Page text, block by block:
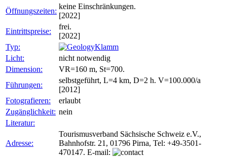
Öffnungszeiten:
keine Einschränkungen.
[2022]
Eintrittspreise:
frei.
[2022]
Typ:
Klamm
Licht:
nicht notwendig
Dimension:
VR=160 m, St=700.
Führungen:
selbstgeführt, L=4 km, D=2 h. V=100.000/a
[2012]
Fotografieren:
erlaubt
Zugänglichkeit: nein
Literatur:
Adresse:
Tourismusverband Sächsische Schweiz e.V.,
Bahnhofstr. 21, 01796 Pirna, Tel: +49-3501-
470147. E-mail: